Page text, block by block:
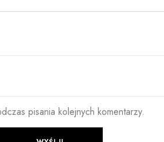
pisania kolejnych komentarzy.